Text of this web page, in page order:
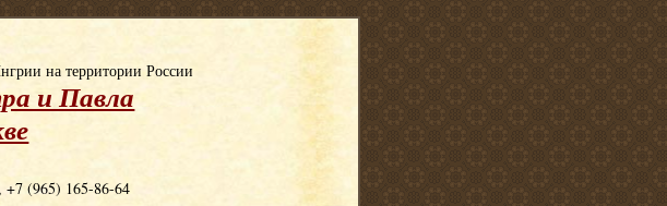
на территории России
и Павла
+7 (965) 165-86-64